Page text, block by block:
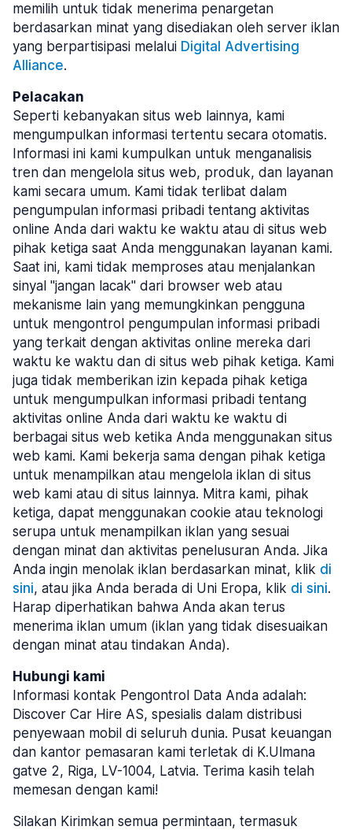
memilih untuk tidak menerima penargetan
berdasarkan minat yang disediakan oleh server iklan
yang berpartisipasi melalui Digital Advertising
Alliance.
Pelacakan
Seperti kebanyakan situs web lainnya, kami
mengumpulkan informasi tertentu secara otomatis.
Informasi ini kami kumpulkan untuk menganalisis
tren dan mengelola situs web, produk, dan layanan
kami secara umum. Kami tidak terlibat dalam
pengumpulan informasi pribadi tentang aktivitas
online Anda dari waktu ke waktu atau di situs web
pihak ketiga saat Anda menggunakan layanan kami.
Saat ini, kami tidak memproses atau menjalankan
sinyal "jangan lacak" dari browser web atau
mekanisme lain yang memungkinkan pengguna
untuk mengontrol pengumpulan informasi pribadi
yang terkait dengan aktivitas online mereka dari
waktu ke waktu dan di situs web pihak ketiga. Kami
juga tidak memberikan izin kepada pihak ketiga
untuk mengumpulkan informasi pribadi tentang
aktivitas online Anda dari waktu ke waktu di
berbagai situs web ketika Anda menggunakan situs
web kami. Kami bekerja sama dengan pihak ketiga
untuk menampilkan atau mengelola iklan di situs
web kami atau di situs lainnya. Mitra kami, pihak
ketiga, dapat menggunakan cookie atau teknologi
serupa untuk menampilkan iklan yang sesuai
dengan minat dan aktivitas penelusuran Anda. Jika
Anda ingin menolak iklan berdasarkan minat, klik di
sini, atau jika Anda berada di Uni Eropa, klik di sini.
Harap diperhatikan bahwa Anda akan terus
menerima iklan umum (iklan yang tidak disesuaikan
dengan minat atau tindakan Anda).
Hubungi kami
Informasi kontak Pengontrol Data Anda adalah:
Discover Car Hire AS, spesialis dalam distribusi
penyewaan mobil di seluruh dunia. Pusat keuangan
dan kantor pemasaran kami terletak di K.Ulmana
gatve 2, Riga, LV-1004, Latvia. Terima kasih telah
memesan dengan kami!
Silakan Kirimkan semua permintaan, termasuk